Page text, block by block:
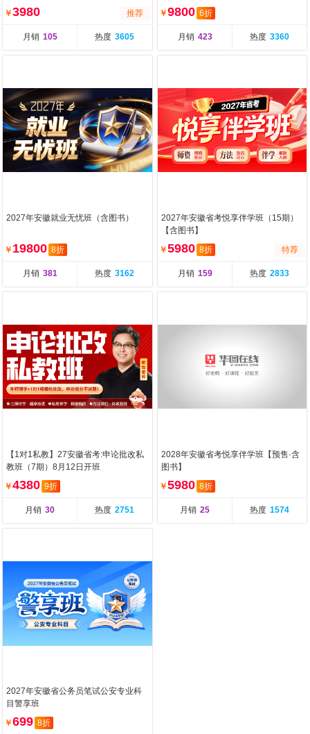
￥3980 推荐
月销 105 热度 3605
￥9800 6折
月销 423 热度 3360
2027年安徽就业无忧班（含图书）
￥ 19800 8折
月销 381 热度 3162
2027年安徽省考悦享伴学班（15期）
【含图书】
￥5980 8折 特荐
月销 159 热度 2833
【1对1私教】27安徽省考:申论批改私
教班（7期）8月12日开班
￥4380 9折
月销 30 热度 2751
2028年安徽省考悦享伴学班【预售·含
图书】
￥5980 8折
月销 25 热度 1574
2027年安徽省公务员笔试公安专业科
目警享班
￥699 8折